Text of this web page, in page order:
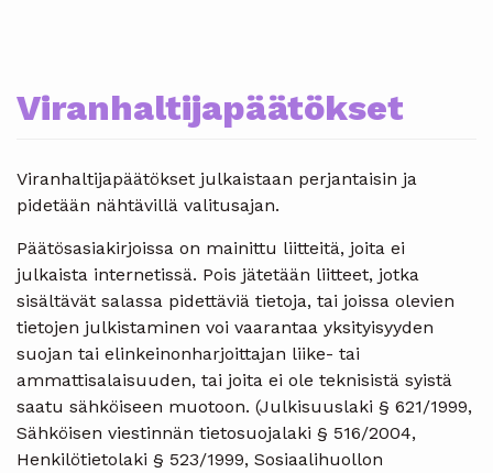
Viranhaltijapäätökset
Viranhaltijapäätökset julkaistaan perjantaisin ja
pidetään nähtävillä valitusajan.
Päätösasiakirjoissa on mainittu liitteitä, joita ei
julkaista internetissä. Pois jätetään liitteet, jotka
sisältävät salassa pidettäviä tietoja, tai joissa olevien
tietojen julkistaminen voi vaarantaa yksityisyyden
suojan tai elinkeinonharjoittajan liike- tai
ammattisalaisuuden, tai joita ei ole teknisistä syistä
saatu sähköiseen muotoon. (Julkisuuslaki § 621/1999,
Sähköisen viestinnän tietosuojalaki § 516/2004,
Henkilötietolaki § 523/1999, Sosiaalihuollon